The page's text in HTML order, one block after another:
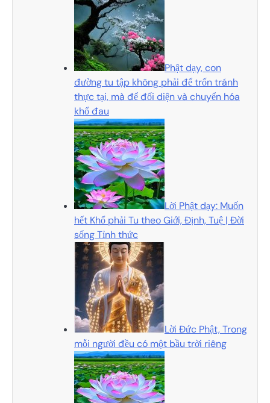
Phật dạy, con
đường tu tập không phải để trốn tránh
thực tại, mà để đối diện và chuyển hóa
khổ đau
Lời Phật dạy: Muốn
hết Khổ phải Tu theo Giới, Định, Tuệ | Đời
sống Tỉnh thức
Lời Đức Phật, Trong
mỗi người đều có một bầu trời riêng